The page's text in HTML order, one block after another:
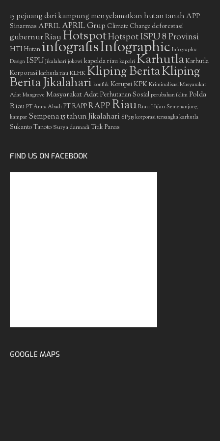
15 pejuang dari kampung menyelamatkan hutan tanah APP
Sinarmas APRIL APRIL Grup Climate Change deforestasi
gubernur RiauHotspotHotspot ISPU 8 Provinsi
HTIHutan infografisInfographic Infographic
Design ISPU Jikalahari jokowi kapolda riau kapolri KarhutlaKarhutla
Korporasikarhutla riauKLHKKliping BeritaKliping
Berita Jikalahari konflik Korupsi KPKKriminalisasi Masyarakat
Adat Mangrove Masyarakat AdatPerhutanan Sosial perubahan iklim Polda
Riau PT Arara Abadi PT RAPPRAPPRiauRiau Hijau Semenanjung
kampar Sempena 15 tahun Jikalahari SP3 15 korporasi tersangka karhutla
Sukanto Tanoto Surya darmadiTitik Panas
FIND US ON FACEBOOK
GOOGLE MAPS